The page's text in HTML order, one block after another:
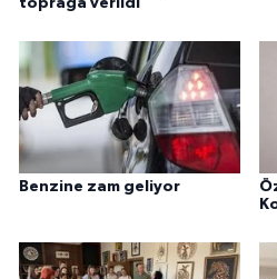
toprağa verildi
Benzine zam geliyor